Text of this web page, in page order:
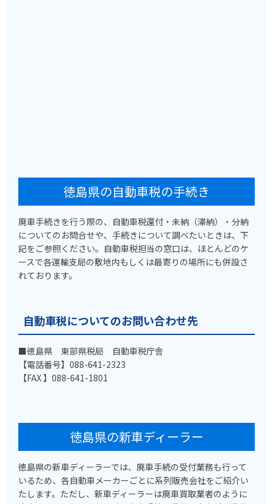
徳島県の自動車税の手続き
廃車手続きを行う際の、自動車税還付・未納（滞納）・分納
についてのお問合せや、手続きについて調べたいときは、下
記をご参照ください。自動車税担当の窓口は、ほとんどのケ
ースで各運輸支局の敷地内もしくは最寄りの場所にも併設さ
れております。
自動車税についてのお問い合わせ先
■徳島県 東部県税局 自動車税庁舎
【電話番号】088-641-2323
【FAX 】088-641-1801
徳島県の新車ディーラー
徳島県の新車ディーラーでは、廃車手続の受付業務も行って
いるため、各自動車メーカーごとに系列販売会社をご紹介い
たします。ただし、新車ディーラーは廃車買取業者のように